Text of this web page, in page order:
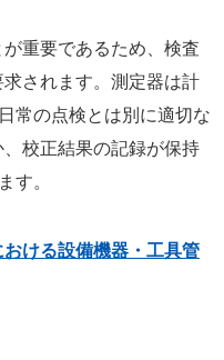
重要であるため、検査
されます。測定器は計
常の点検とは別に適切な
校正結果の記録が保持
す。
ける設備機器・工具管